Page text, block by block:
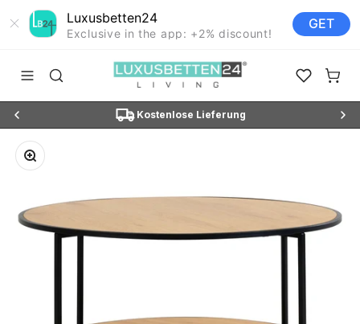
Luxusbetten24
Exclusive in the app: +2% discount!
GET
Navigationsmenü öffnen
Suche öffnen
Luxusbetten24
Favoriten
Kostenlose Lieferung
Bild vergrößern